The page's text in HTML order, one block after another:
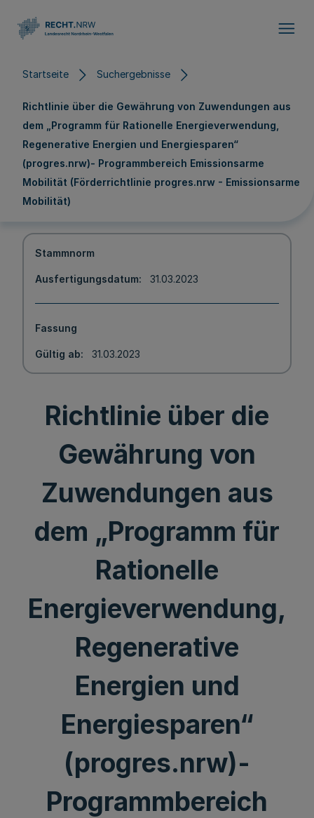
Startseite Suchergebnisse
Richtlinie über die Gewährung von Zuwendungen aus
dem „Programm für Rationelle Energieverwendung,
Regenerative Energien und Energiesparen“
(progres.nrw)- Programmbereich Emissionsarme
Mobilität (Förderrichtlinie progres.nrw - Emissionsarme
Mobilität)
Stammnorm
Ausfertigungsdatum 31.03.2023
Fassung
Gültig ab 31.03.2023
Richtlinie über die
Gewährung von
Zuwendungen aus
dem „Programm für
Rationelle
Energieverwendung,
Regenerative
Energien und
Energiesparen“
(progres.nrw)-
Programmbereich